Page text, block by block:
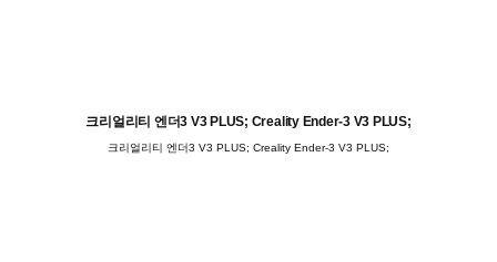
크리얼리티 엔더3 V3 PLUS; Creality Ender-3 V3 PLUS;
크리얼리티 엔더3 V3 PLUS; Creality Ender-3 V3 PLUS;